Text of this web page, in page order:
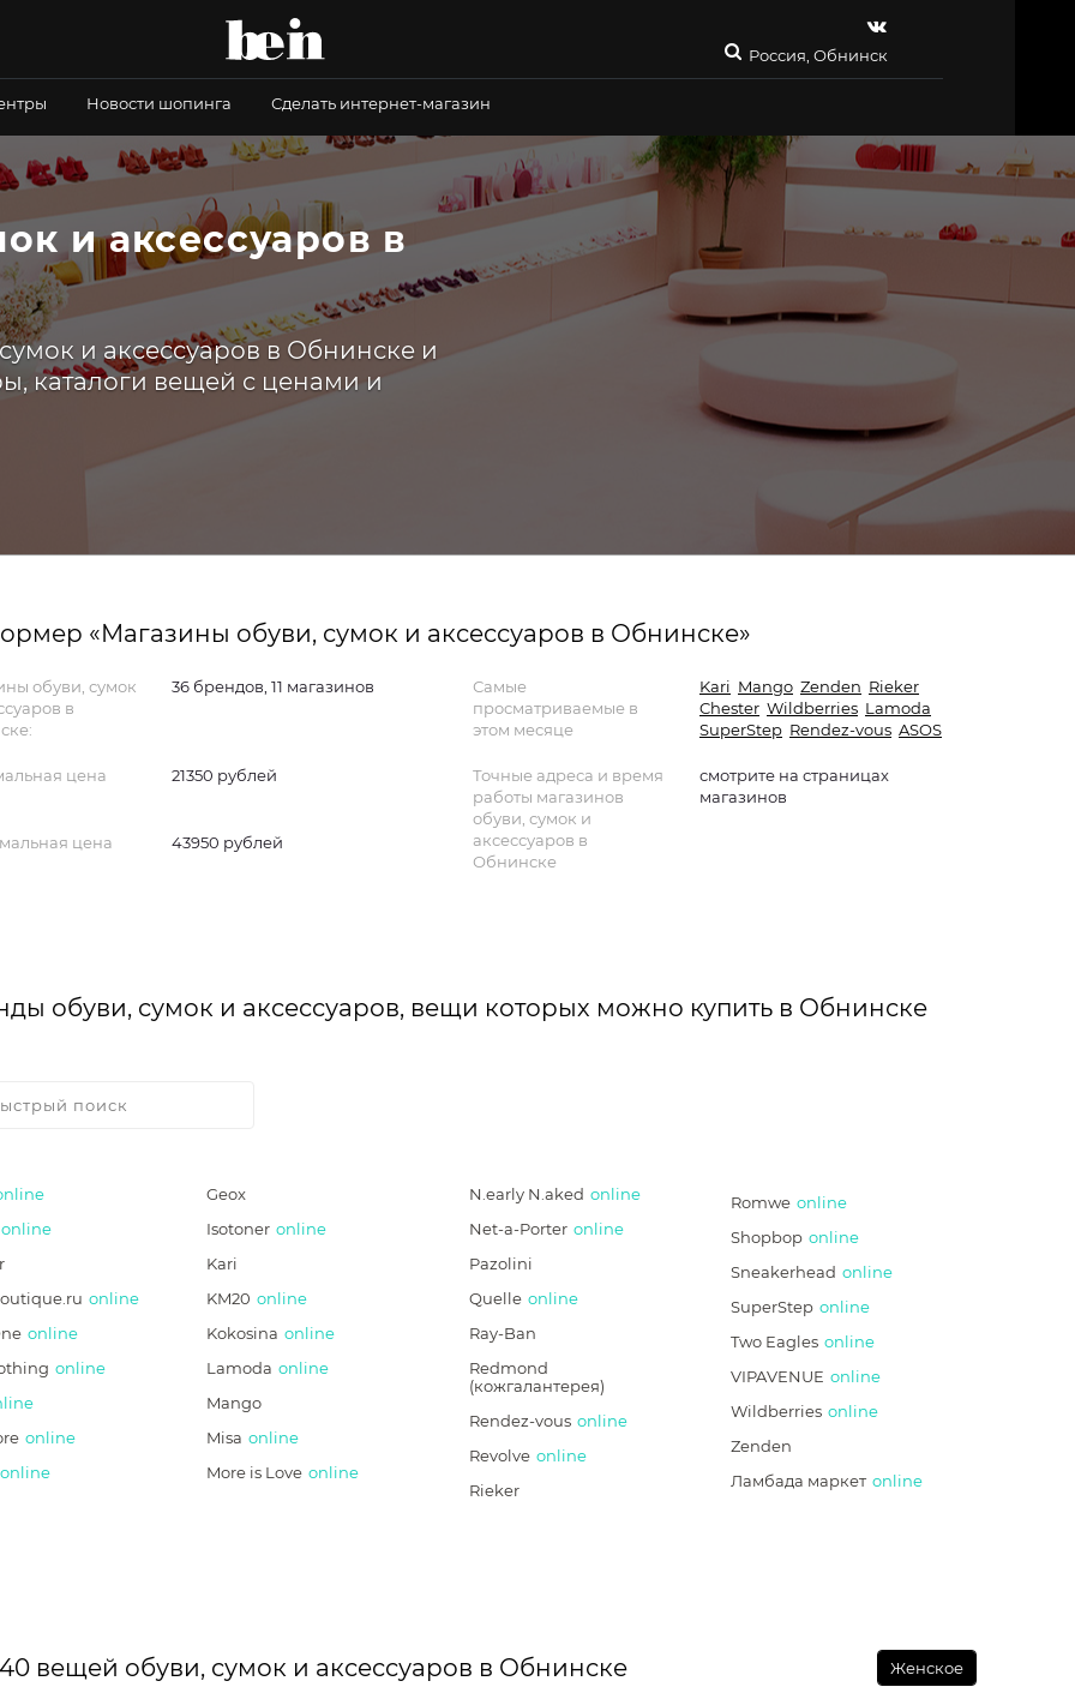
Россия, Обнинск
Новости шопинга Сделать интернет-магазин
и аксессуаров в
и аксессуаров в Обнинске и
каталоги вещей с ценами и
«Магазины обуви, сумок и аксессуаров в Обнинске»
обуви, сумок
в
36 брендов, 11 магазинов
цена 21350 рублей
цена 43950 рублей
Самые
просматриваемые в
этом месяце
Kari Mango Zenden Rieker
Chester Wildberries Lamoda
SuperStep Rendez-vous ASOS
Точные адреса и время
работы магазинов
обуви, сумок и
аксессуаров в
Обнинске
смотрите на страницах
магазинов
обуви, сумок и аксессуаров, вещи которых можно купить в Обнинске
online
online
online
online
online
online
Geox
Isotoner online
Kari
KM20 online
Kokosina online
Lamoda online
Mango
Misa online
More is Love online
N.early N.aked online
Net-a-Porter online
Pazolini
Quelle online
Ray-Ban
Redmond
(кожгалантерея)
Rendez-vous online
Revolve online
Rieker
Romwe online
Shopbop online
Sneakerhead online
SuperStep online
Two Eagles online
VIPAVENUE online
Wildberries online
Zenden
Ламбада маркет online
вещей обуви, сумок и аксессуаров в Обнинске Женское